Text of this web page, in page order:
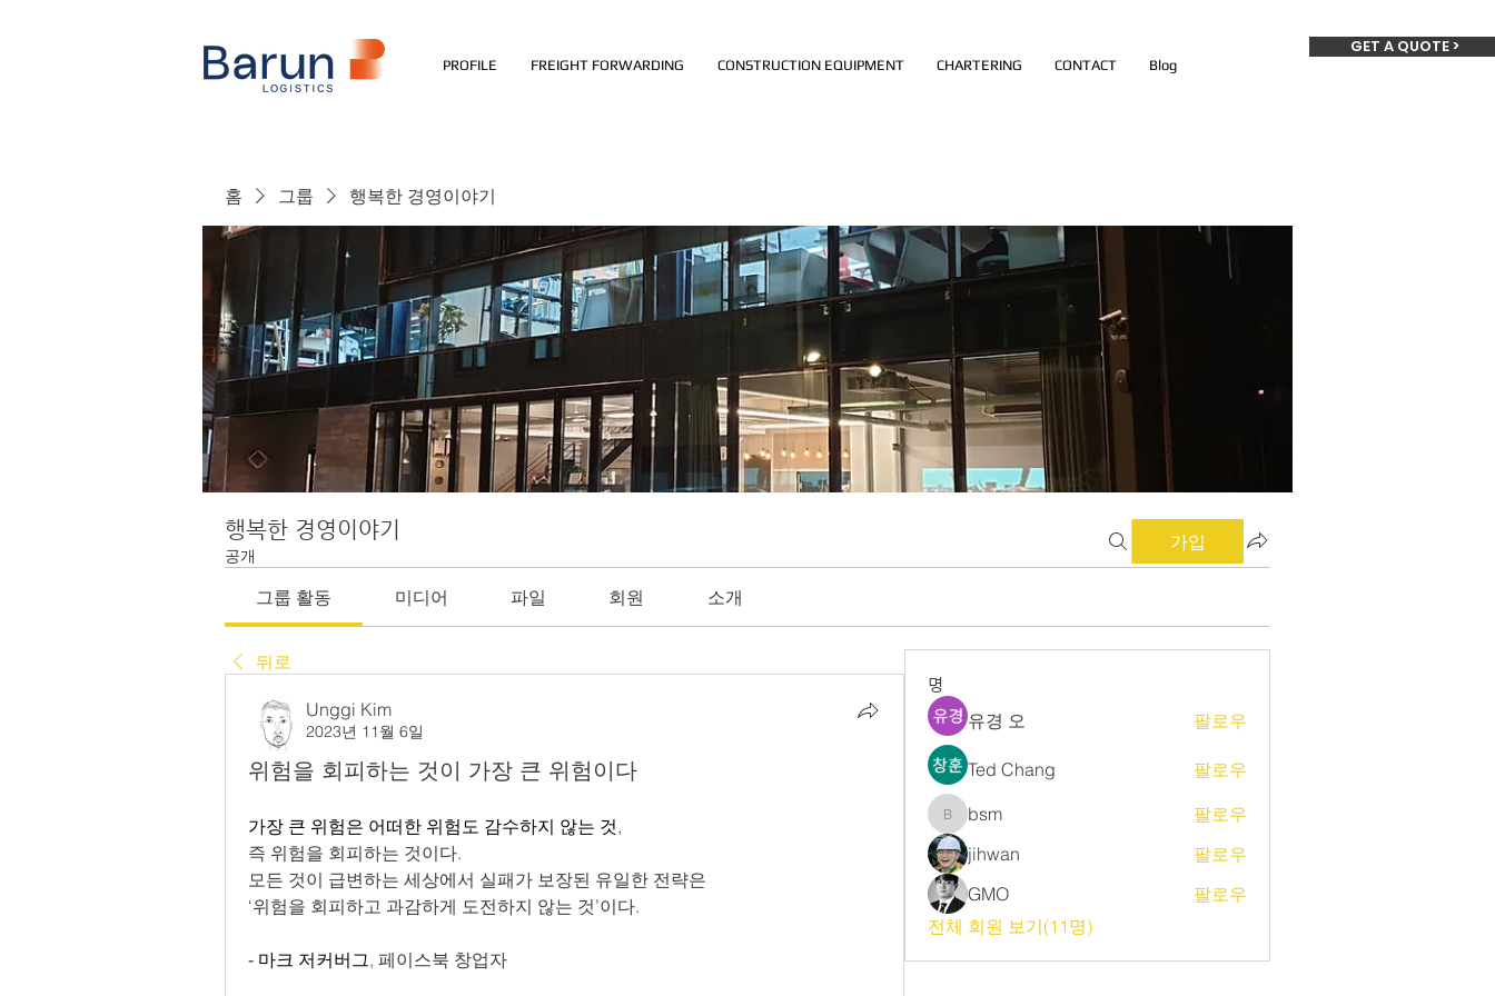
PROFILE FREIGHT FORWARDING CONSTRUCTION EQUIPMENT CHARTERING CONTACT Blog
GET A QUOTE >
홈 그룹 행복한 경영이야기
행복한 경영이야기
공개
가입
그룹 활동 미디어 파일 회원 소개
뒤로
Unggi Kim
2023년 11월 6일
위험을 회피하는 것이 가장 큰 위험이다
가장 큰 위험은 어떠한 위험도 감수하지 않는 것,
즉 위험을 회피하는 것이다.
모든 것이 급변하는 세상에서 실패가 보장된 유일한 전략은
‘위험을 회피하고 과감하게 도전하지 않는 것’이다.
- 마크 저커버그, 페이스북 창업자
명
유경 오 팔로우
Ted Chang 팔로우
bsmbsm
팔로우
jihwan
팔로우
GMO
팔로우
전체 회원 보기(11명)